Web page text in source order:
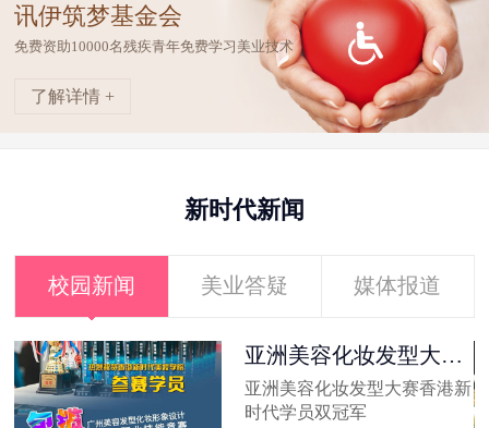
讯伊筑梦基金会
免费资助10000名残疾青年免费学习美业技术
了解详情 +
新时代新闻
校园新闻 美业答疑 媒体报道
亚洲美容化妆发型大赛
香港新时代...
亚洲美容化妆发型大赛香港新
时代学员双冠军